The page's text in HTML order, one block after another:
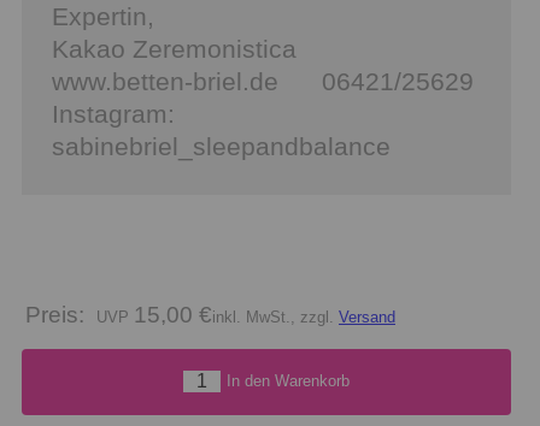
Expertin,
Kakao Zeremonistica
www.betten-briel.de 06421/25629
Instagram:
sabinebriel_sleepandbalance
Preis: 15,00 €inkl. MwSt., zzgl. Versand
In den Warenkorb